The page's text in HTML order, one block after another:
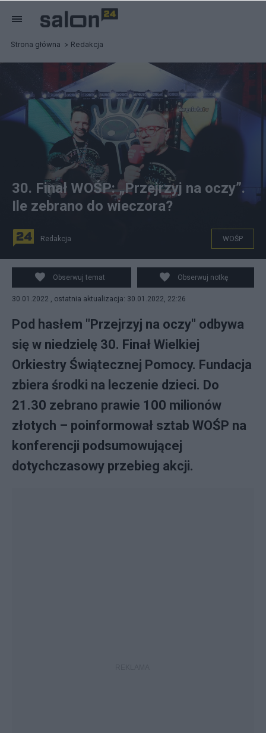
Strona główna Redakcja
Prezes zarządu Fundacji Wielkiej Orkiestry Świątecznej
Pomocy Jerzy Owsiak (na ekranie P) i prezydent
Warszawy Rafał Trzaskowski. Fot. PAP/PAP/Tomasz
Gzell
30. Finał WOŚP: „Przejrzyj na oczy”.
Ile zebrano do wieczora?
Redakcja WOŚP
Obserwuj temat Obserwuj notkę
30.01.2022 , ostatnia aktualizacja: 30.01.2022, 22:26
Pod hasłem "Przejrzyj na oczy" odbywa
się w niedzielę 30. Finał Wielkiej
Orkiestry Świątecznej Pomocy. Fundacja
zbiera środki na leczenie dzieci. Do
21.30 zebrano prawie 100 milionów
złotych – poinformował sztab WOŚP na
konferencji podsumowującej
dotychczasowy przebieg akcji.